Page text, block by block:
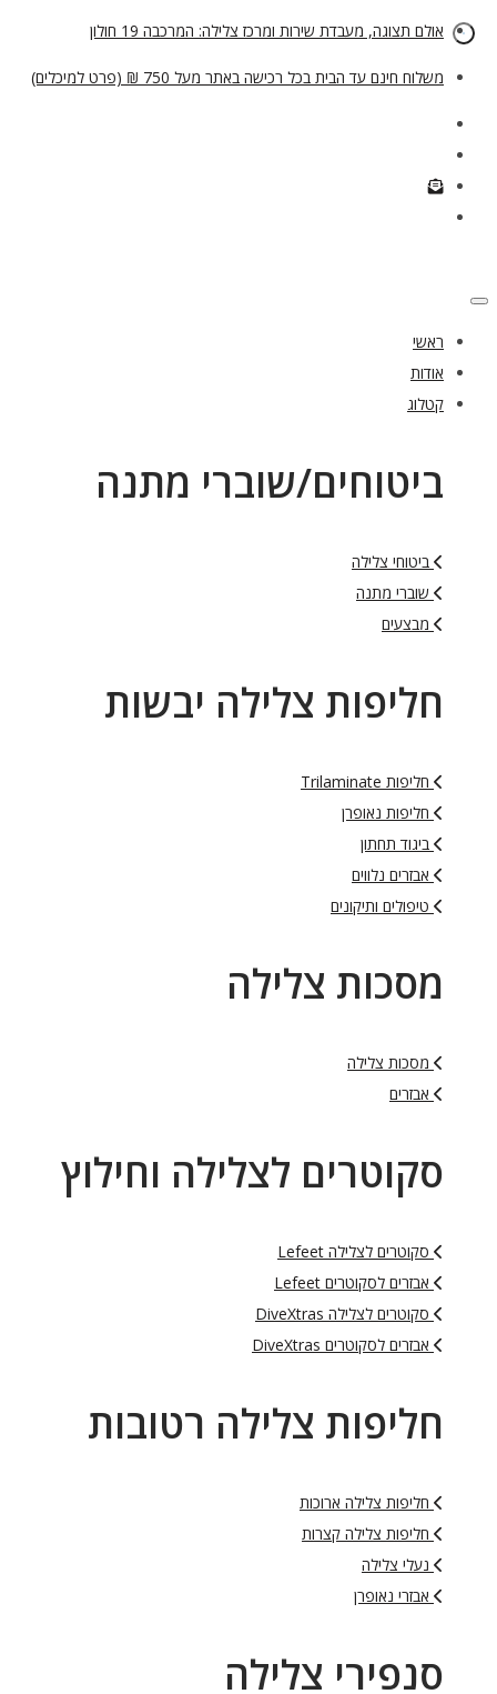
אולם תצוגה, מעבדת שירות ומרכז צלילה: המרכבה 19 חולון
משלוח חינם עד הבית בכל רכישה באתר מעל 750 ₪ (פרט למיכלים)
ראשי
אודות
קטלוג
ביטוחים/שוברי מתנה
ביטוחי צלילה
שוברי מתנה
מבצעים
חליפות צלילה יבשות
חליפות Trilaminate
חליפות נאופרן
ביגוד תחתון
אבזרים נלווים
טיפולים ותיקונים
מסכות צלילה
מסכות צלילה
אבזרים
סקוטרים לצלילה וחילוץ
סקוטרים לצלילה Lefeet
אבזרים לסקוטרים Lefeet
סקוטרים לצלילה DiveXtras
אבזרים לסקוטרים DiveXtras
חליפות צלילה רטובות
חליפות צלילה ארוכות
חליפות צלילה קצרות
נעלי צלילה
אבזרי נאופרן
סנפירי צלילה